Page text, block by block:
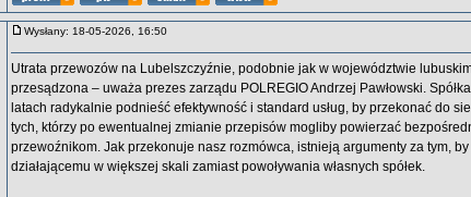
Wysłany: 18-05-2026, 16:50
Utrata przewozów na Lubelszczyźnie, podobnie jak w województwie
przesądzona – uważa prezes zarządu POLREGIO Andrzej Pawłowski.
latach radykalnie podnieść efektywność i standard usług, by przekonać do
tych, którzy po ewentualnej zmianie przepisów mogliby powierzać
przewoźnikom. Jak przekonuje nasz rozmówca, istnieją argumenty za tym,
działającemu w większej skali zamiast powoływania własnych spółek.